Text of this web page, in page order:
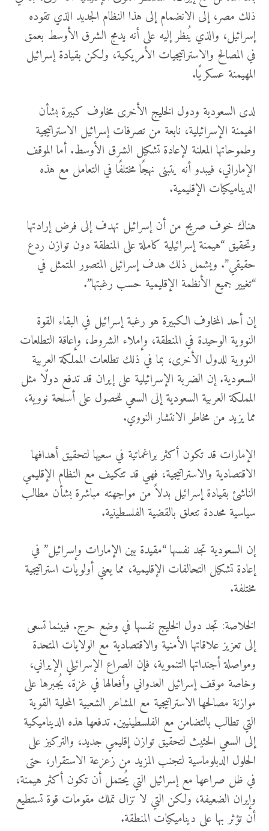
ذلك مصر، إلى الانضمام إلى هذا النظام الجديد الذي تقوده
إسرائيل، والذي يُنظر إليه على أنه يدمج الشرق الأوسط بعمق
في المصالح والاستراتيجيات الأمريكية، ولكن بقيادة إسرائيل
المهيمنة عسكريًا.
لدى السعودية ودول الخليج الأخرى مخاوف كبيرة بشأن
الهيمنة الإسرائيلية، نابعة من تصرفات إسرائيل الاستراتيجية
وطموحاتها المعلنة لإعادة تشكيل الشرق الأوسط. أما الموقف
الإماراتي، فيبدو أنه يتبنى نهجًا مختلفًا في التعامل مع هذه
الديناميكيات الإقليمية.
هناك خوف صريح من أن إسرائيل تهدف إلى فرض إرادتها
وتحقيق “هيمنة إسرائيلية كاملة على المنطقة دون توازن ردع
حقيقي”. ويشمل ذلك هدف إسرائيل المتصور المتمثل في
“تغيير جميع الأنظمة الإقليمية حسب رغبتها”.
إن أحد المخاوف الكبيرة هو رغبة إسرائيل في البقاء القوة
النووية الوحيدة في المنطقة، وإملاء الشروط، وإعاقة التطلعات
النووية للدول الأخرى، بما في ذلك تطلعات المملكة العربية
السعودية. إن الضربة الإسرائيلية على إيران قد تدفع دولًا مثل
المملكة العربية السعودية إلى السعي للحصول على أسلحة نووية،
مما يزيد من مخاطر الانتشار النووي.
الإمارات قد تكون أكثر براغماتية في سعيها لتحقيق أهدافها
الاقتصادية والاستراتيجية، فهي قد تتكيف مع النظام الإقليمي
الناشئ بقيادة إسرائيل بدلاً من مواجهته مباشرة بشأن مطالب
سياسية محددة تتعلق بالقضية الفلسطينية.
إن السعودية تجد نفسها “مقيدة بين الإمارات وإسرائيل” في
إعادة تشكيل التحالفات الإقليمية، مما يعني أولويات استراتيجية
مختلفة.
الخلاصة: تجد دول الخليج نفسها في وضع حرج. فبينما تسعى
إلى تعزيز علاقاتها الأمنية والاقتصادية مع الولايات المتحدة
ومواصلة أجنداتها التنموية، فإن الصراع الإسرائيلي الإيراني،
وخاصة موقف إسرائيل العدواني وأفعالها في غزة، يُجبرها على
موازنة مصالحها الاستراتيجية مع المشاعر الشعبية المحلية القوية
التي تطالب بالتضامن مع الفلسطينيين. تدفعها هذه الديناميكية
إلى السعي الحثيث لتحقيق توازن إقليمي جديد، والتركيز على
الحلول الدبلوماسية لتجنب المزيد من زعزعة الاستقرار، حتى
في ظل صراعها مع إسرائيل التي يُحتمل أن تكون أكثر هيمنة،
وإيران الضعيفة، ولكن التي لا تزال تملك مقومات قوة تستطيع
أن تؤثر بها على ديناميكيات المنطقة.